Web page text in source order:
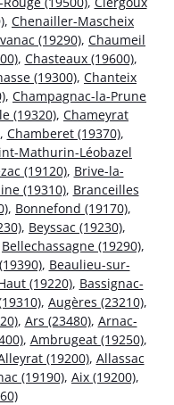
, Chenailler-Mascheix
(19290), Chaumeil
, Chasteaux (19600),
(19300), Chanteix
, Champagnac-la-Prune
(19320), Chameyrat
, Chamberet (19370),
Mathurin-Léobazel
(19120), Brive-la-
(19310), Branceilles
, Bonnefond (19170),
, Beyssac (19230),
Bellechassagne (19290),
, Beaulieu-sur-
(19220), Bassignac-
, Augères (23210),
, Ars (23480), Arnac-
, Ambrugeat (19250),
(19200), Allassac
(19190), Aix (19200),